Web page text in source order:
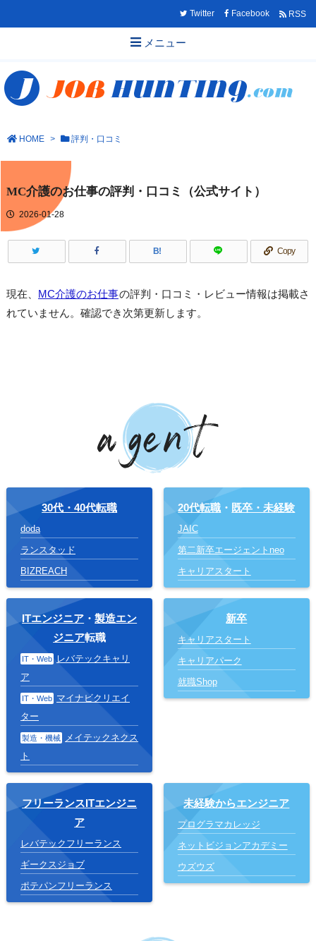
メニュー
Twitter Facebook RSS
HOME > 評判・口コミ
MC介護のお仕事の評判・口コミ（公式サイト）
2026-01-28
B! Copy
現在、 MC介護のお仕事の評判・口コミ・レビュー情報は掲載さ
れていません。確認でき次第更新します。
30代・40代転職
doda
ランスタッド
BIZREACH
20代転職 ・ 既卒・未経験
JAIC
第二新卒エージェントneo
キャリアスタート
ITエンジニア ・製造エン
ジニア転職
IT・Web
レバテックキャリ
ア
IT・Web マイナビクリエイ
ター
製造・機械
メイテックネクス
ト
新卒
キャリアスタート
キャリアパーク
就職Shop
フリーランスITエンジニ
ア
レバテックフリーランス
ギークスジョブ
ポテパンフリーランス
未経験からエンジニア
プログラマカレッジ
ネットビジョンアカデミー
ウズウズ